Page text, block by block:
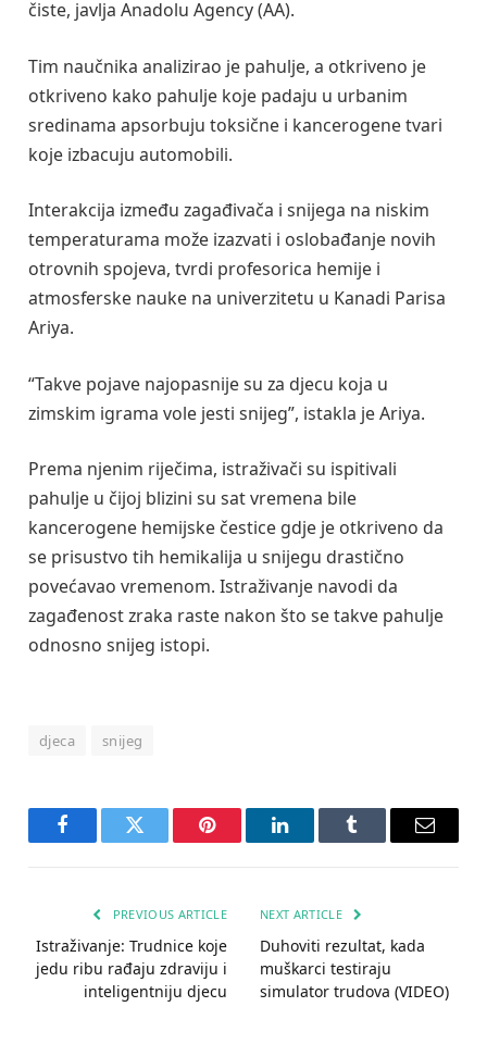
čiste, javlja Anadolu Agency (AA).
Tim naučnika analizirao je pahulje, a otkriveno je
otkriveno kako pahulje koje padaju u urbanim
sredinama apsorbuju toksične i kancerogene tvari
koje izbacuju automobili.
Interakcija između zagađivača i snijega na niskim
temperaturama može izazvati i oslobađanje novih
otrovnih spojeva, tvrdi profesorica hemije i
atmosferske nauke na univerzitetu u Kanadi Parisa
Ariya.
“Takve pojave najopasnije su za djecu koja u
zimskim igrama vole jesti snijeg”, istakla je Ariya.
Prema njenim riječima, istraživači su ispitivali
pahulje u čijoj blizini su sat vremena bile
kancerogene hemijske čestice gdje je otkriveno da
se prisustvo tih hemikalija u snijegu drastično
povećavao vremenom. Istraživanje navodi da
zagađenost zraka raste nakon što se takve pahulje
odnosno snijeg istopi.
djeca snijeg
FacebookTwitter Pinterest LinkedInTumblr Email
PREVIOUS ARTICLE
Istraživanje: Trudnice koje
jedu ribu rađaju zdraviju i
inteligentniju djecu
NEXT ARTICLE
Duhoviti rezultat, kada
muškarci testiraju
simulator trudova (VIDEO)